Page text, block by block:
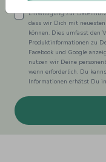
Einwilligung zur
dass wir Dich mit
können. Dies umfasst den
Produktinformationen zu
Facebook und Google
nutzen wir Deine
wenn erforderlich. Du
Informationen erhätst Du